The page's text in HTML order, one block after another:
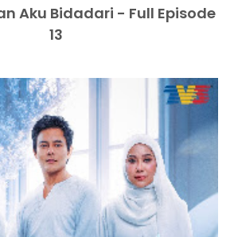
Aku Bidadari - Full Episode
13